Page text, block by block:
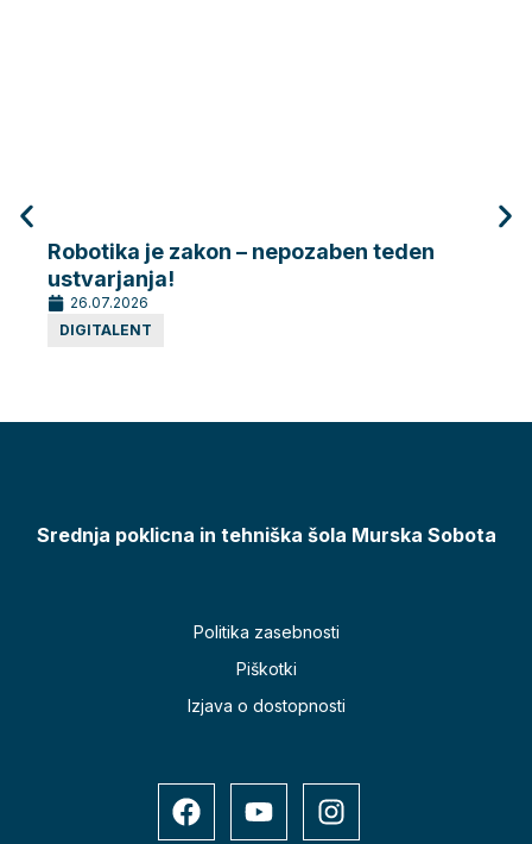
Robotika je zakon – nepozaben teden
ustvarjanja!
26.07.2026
DIGITALENT
Srednja poklicna in tehniška šola Murska Sobota
Politika zasebnosti
Piškotki
Izjava o dostopnosti